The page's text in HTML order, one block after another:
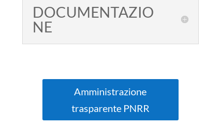
DOCUMENTAZIO
NE
Amministrazione
trasparente PNRR